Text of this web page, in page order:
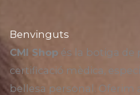
Benvinguts
CMI Shop és la botiga
certificació mèdica,
bellesa personal. Oferim